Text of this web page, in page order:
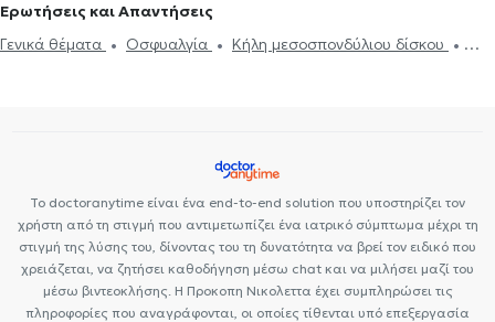
Ερωτήσεις και Απαντήσεις
Γενικά θέματα
Οσφυαλγία
Κήλη μεσοσπονδύλιου δίσκου
Το doctoranytime είναι ένα end-to-end solution που υποστηρίζει τον
χρήστη από τη στιγμή που αντιμετωπίζει ένα ιατρικό σύμπτωμα μέχρι τη
στιγμή της λύσης του, δίνοντας του τη δυνατότητα να βρεί τον ειδικό που
χρειάζεται, να ζητήσει καθοδήγηση μέσω chat και να μιλήσει μαζί του
μέσω βιντεοκλήσης. Η Προκοπη Νικολεττα έχει συμπληρώσει τις
πληροφορίες που αναγράφονται, οι οποίες τίθενται υπό επεξεργασία